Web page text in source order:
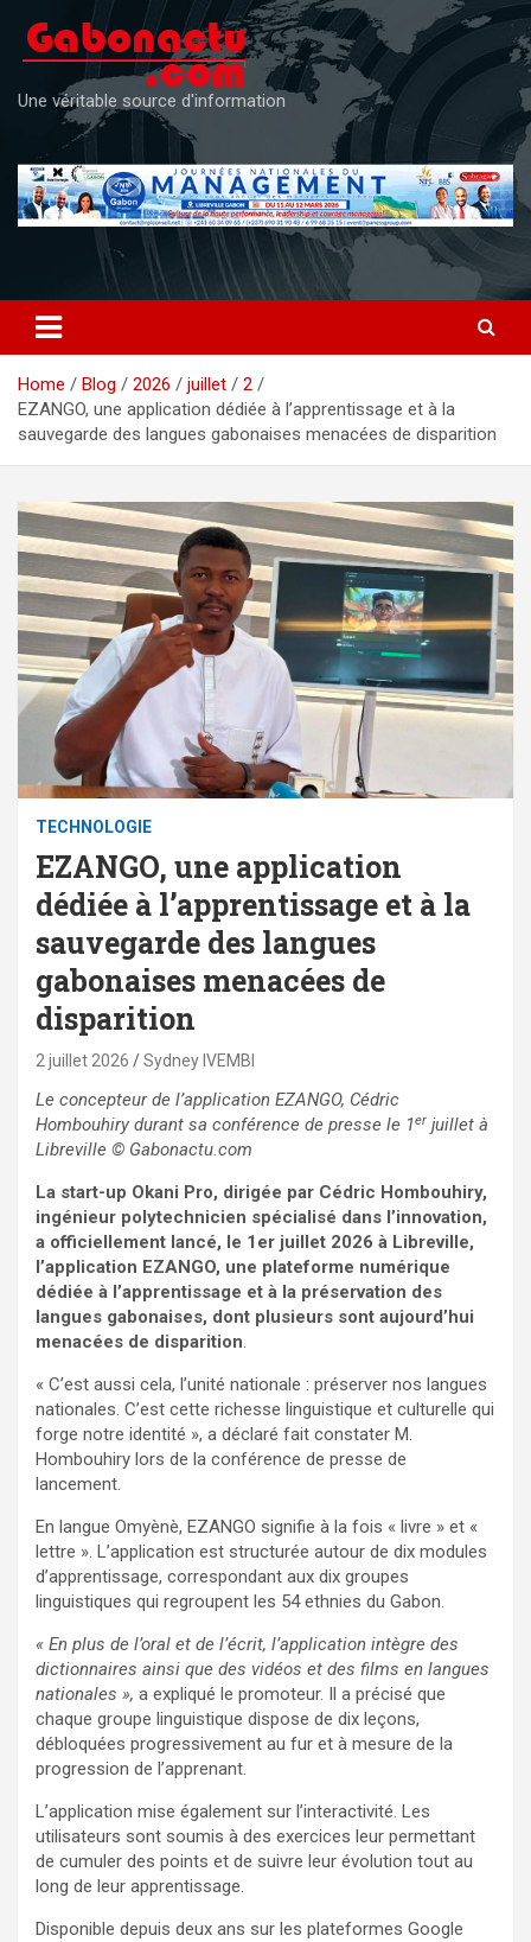
content
Une véritable source d'information
Home Blog 2026 juillet
2
EZANGO, une application dédiée à l’apprentissage et à la
sauvegarde des langues gabonaises menacées de disparition
TECHNOLOGIE
EZANGO, une application
dédiée à l’apprentissage et à la
sauvegarde des langues
gabonaises menacées de
disparition
2 juillet 2026 Sydney IVEMBI
Le concepteur de l’application EZANGO, Cédric
Hombouhiry durant sa conférence de presse le 1er juillet à
Libreville © Gabonactu.com
La start-up Okani Pro, dirigée par Cédric Hombouhiry,
ingénieur polytechnicien spécialisé dans l’innovation,
a officiellement lancé, le 1er juillet 2026 à Libreville,
l’application EZANGO, une plateforme numérique
dédiée à l’apprentissage et à la préservation des
langues gabonaises, dont plusieurs sont aujourd’hui
menacées de disparition.
« C’est aussi cela, l’unité nationale : préserver nos langues
nationales. C’est cette richesse linguistique et culturelle qui
forge notre identité », a déclaré fait constater M.
Hombouhiry lors de la conférence de presse de
lancement.
En langue Omyènè, EZANGO signifie à la fois « livre » et «
lettre ». L’application est structurée autour de dix modules
d’apprentissage, correspondant aux dix groupes
linguistiques qui regroupent les 54 ethnies du Gabon.
« En plus de l’oral et de l’écrit, l’application intègre des
dictionnaires ainsi que des vidéos et des films en langues
nationales », a expliqué le promoteur. Il a précisé que
chaque groupe linguistique dispose de dix leçons,
débloquées progressivement au fur et à mesure de la
progression de l’apprenant.
L’application mise également sur l’interactivité. Les
utilisateurs sont soumis à des exercices leur permettant
de cumuler des points et de suivre leur évolution tout au
long de leur apprentissage.
Disponible depuis deux ans sur les plateformes Google